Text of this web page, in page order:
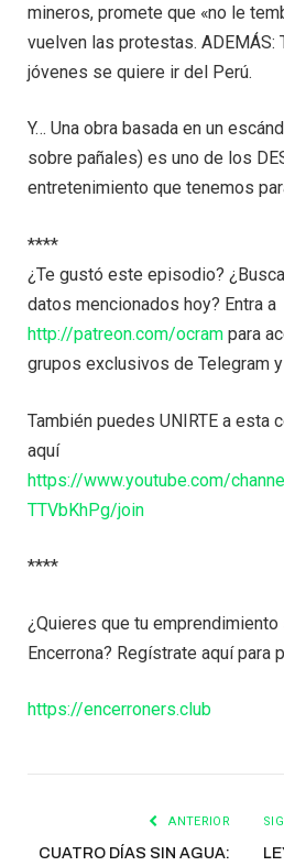
mineros, promete que «no le
vuelven las protestas. ADEMÁS:
jóvenes se quiere ir del Perú.
Y… Una obra basada en un
sobre pañales) es uno de los
entretenimiento que tenemos
****
¿Te gustó este episodio?
datos mencionados hoy? Entra a
http://patreon.com/ocram para
grupos exclusivos de Telegram
También puedes UNIRTE a esta
aquí
https://www.youtube.com/
TTVbKhPg/join
****
¿Quieres que tu
Encerrona? Regístrate aquí para
https://encerroners.club
ANTERIOR
CUATRO DÍAS SIN AGUA: